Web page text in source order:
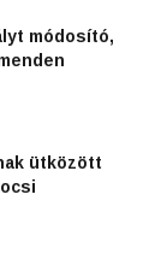
módosító,
ütközött